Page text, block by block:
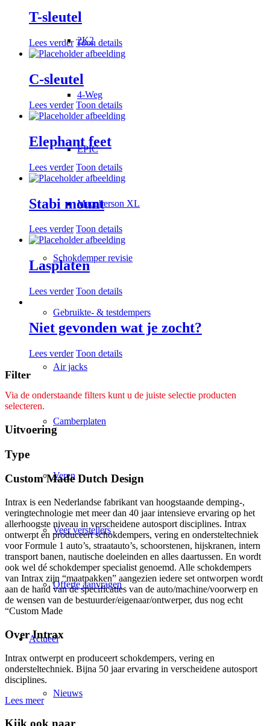
2K2
4-Weg
EPIC
Macpherson XL
Schokdemper revisie
Gebruikte- & testdempers
Air jacks
Camberplaten
Veren
Veer verstellers
Offerte aanvragen
Actueel
Nieuws
T-sleutel
Lees verder Toon details
C-sleutel
Lees verder Toon details
Elephant feet
Lees verder Toon details
Stabi mount
Lees verder Toon details
Lasplaten
Lees verder Toon details
Niet gevonden wat je zocht?
Lees verder Toon details
Filter
Via de onderstaande filters kunt u de juiste selectie producten
selecteren.
Uitvoering
Type
Custom Made Dutch Design
Intrax is een Nederlandse fabrikant van hoogstaande demping-,
veringtechnologie met meer dan 40 jaar intensieve ervaring op het
allerhoogste niveau in verscheidene autosport disciplines. Intrax
ontwerpt en produceert schokdempers, vering en ondersteltechniek
voor Formule 1 auto’s, straatauto’s, schoorstenen, hijskranen, intern
transport banen, nautische doeleinden en alles daartussen. En wordt
ook wel dé schokdemper specialist genoemd. Alle schokdempers
van Intrax zijn “maatpakken” aangezien iedere set ontworpen wordt
aan de hand van de specificaties van de auto/machine/voorwerp en
de wensen van de bestuurder/eigenaar/ontwerper, dus nog echt
“Custom Made
Over Intrax
Intrax ontwerpt en produceert schokdempers, vering en
ondersteltechniek. Bijna 50 jaar ervaring in verscheidene autosport
disciplines.
Lees meer